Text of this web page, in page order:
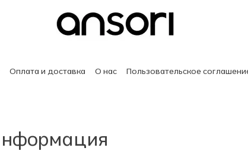
Оплата и доставка О нас Пользовательское